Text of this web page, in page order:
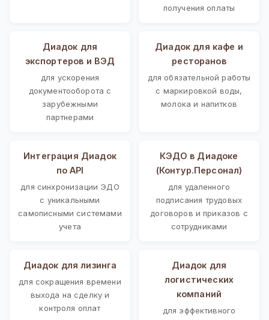
получения оплаты
Диадок для
экспортеров и ВЭД
для ускорения
документооборота с
зарубежными
партнерами
Диадок для кафе и
ресторанов
для обязательной работы
с маркировкой воды,
молока и напитков
Интеграция Диадок
по API
для синхронизации ЭДО
с уникальными
самописными системами
учета
КЭДО в Диадоке
(Контур.Персонал)
для удаленного
подписания трудовых
договоров и приказов с
сотрудниками
Диадок для лизинга
для сокращения времени
выхода на сделку и
контроля оплат
Диадок для
логистических
компаний
для эффективного